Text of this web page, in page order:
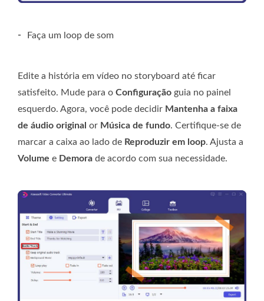
- Faça um loop de som
Edite a história em vídeo no storyboard até ficar
satisfeito. Mude para o Configuração guia no painel
esquerdo. Agora, você pode decidir Mantenha a faixa
de áudio original or Música de fundo. Certifique-se de
marcar a caixa ao lado de Reproduzir em loop. Ajusta a
Volume e Demora de acordo com sua necessidade.